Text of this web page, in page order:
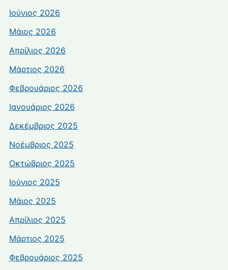
Ιούνιος 2026
Μάιος 2026
Απρίλιος 2026
Μάρτιος 2026
Φεβρουάριος 2026
Ιανουάριος 2026
Δεκέμβριος 2025
Νοέμβριος 2025
Οκτώβριος 2025
Ιούνιος 2025
Μάιος 2025
Απρίλιος 2025
Μάρτιος 2025
Φεβρουάριος 2025